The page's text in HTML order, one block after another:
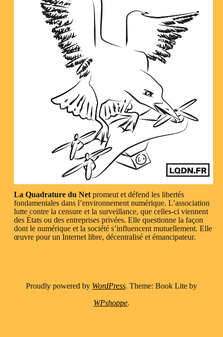
La Quadrature du Net promeut et défend les libertés
fondamentales dans l’environnement numérique. L’association
lutte contre la censure et la surveillance, que celles-ci viennent
des États ou des entreprises privées. Elle questionne la façon
dont le numérique et la société s’influencent mutuellement. Elle
œuvre pour un Internet libre, décentralisé et émancipateur.
Proudly powered by WordPress. Theme: Book Lite by
WPshoppe.